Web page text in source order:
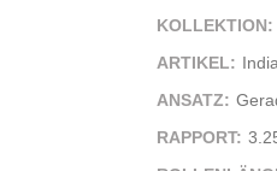
KOLLEKTION:
ARTIKEL:
ANSATZ:
RAPPORT: